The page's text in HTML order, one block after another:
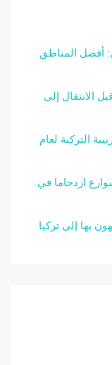
أفضل المناطق
الانتقال إلى
التركية لعام
ازدحاما في
بها إلى تركيا